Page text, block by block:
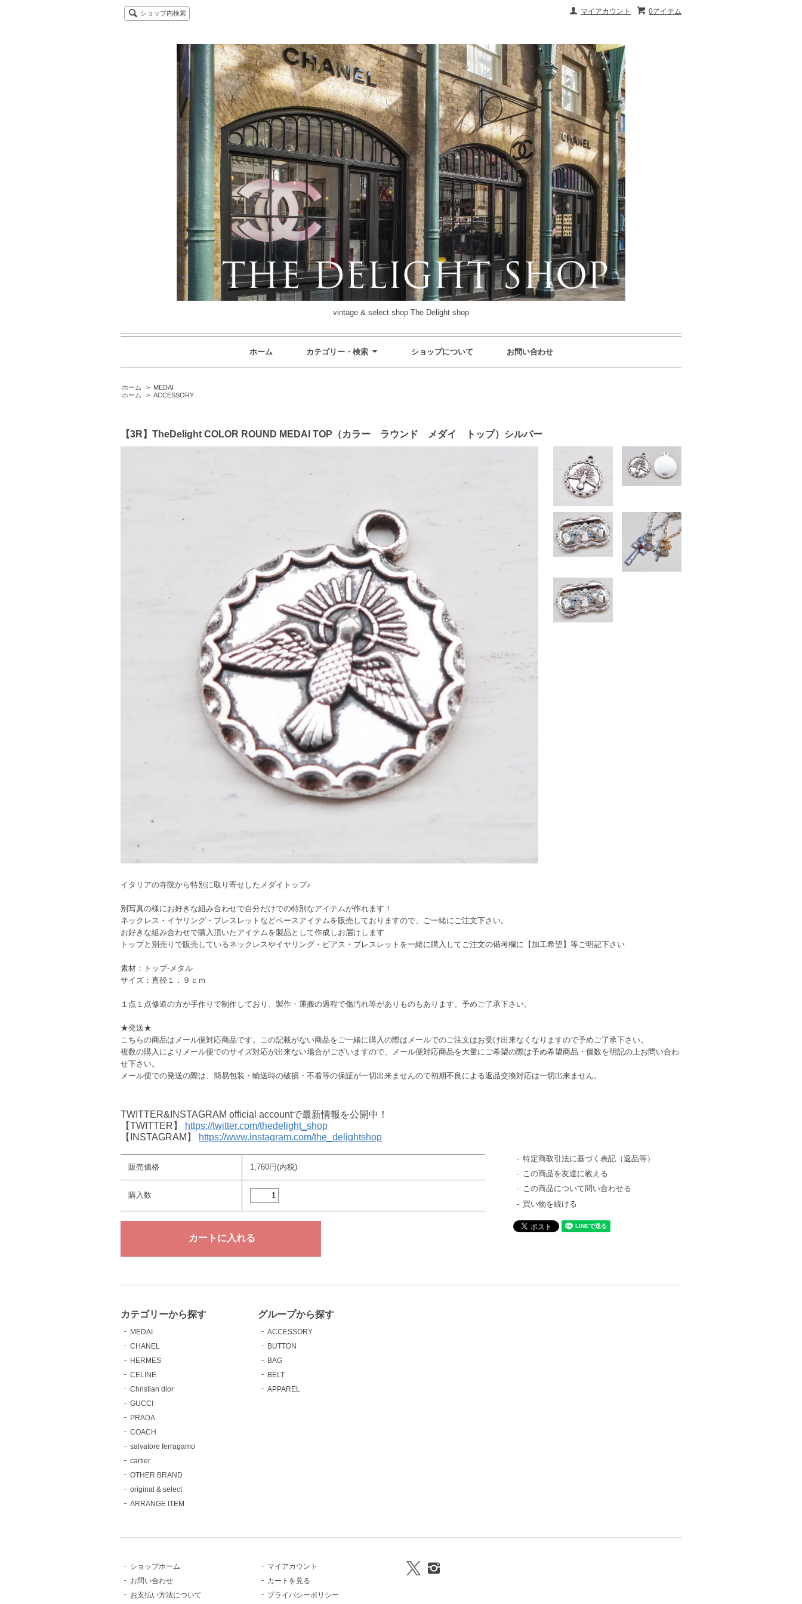
0アイテム
マイアカウント
ショップ内検索
vintage & select shop The Delight shop
ホーム カテゴリー・検索 ショップについて お問い合わせ
ホーム > MEDAI
ホーム
> ACCESSORY
【3R】TheDelight COLOR ROUND MEDAI TOP（カラー ラウンド メダイ トップ）シルバー
イタリアの寺院から特別に取り寄せしたメダイトップ♪
別写真の様にお好きな組み合わせで自分だけでの特別なアイテムが作れます！
ネックレス・イヤリング・ブレスレットなどベースアイテムを販売しておりますので、ご一緒にご注文下さい。
お好きな組み合わせで購入頂いたアイテムを製品として作成しお届けします
トップと別売りで販売しているネックレスやイヤリング・ピアス・ブレスレットを一緒に購入してご注文の備考欄に【加工希望】等ご明記下さい
素材：トップ-メタル
サイズ：直径１．９ｃｍ
１点１点修道の方が手作りで制作しており、製作・運搬の過程で傷汚れ等がありものもあります。予めご了承下さい。
★発送★
こちらの商品はメール便対応商品です。この記載がない商品をご一緒に購入の際はメールでのご注文はお受け出来なくなりますので予めご了承下さい。
複数の購入によりメール便でのサイズ対応が出来ない場合がございますので、メール便対応商品を大量にご希望の際は予め希望商品・個数を明記の上お問い合わ
せ下さい。
メール便での発送の際は、簡易包装・輸送時の破損・不着等の保証が一切出来ませんので初期不良による返品交換対応は一切出来ません。
TWITTER&INSTAGRAM official accountで最新情報を公開中！
【TWITTER】
https://twitter.com/thedelight_shop
【INSTAGRAM】
https://www.instagram.com/the_delightshop
販売価格 1,760円(内税)
購入数
特定商取引法に基づく表記（返品等）
この商品を友達に教える
この商品について問い合わせる
買い物を続ける
カテゴリーから探す
MEDAI
CHANEL
HERMES
CELINE
Christian dior
GUCCI
PRADA
COACH
salvatore ferragamo
cartier
OTHER BRAND
original & select
ARRANGE ITEM
グループから探す
ACCESSORY
BUTTON
BAG
BELT
APPAREL
ショップホーム
お問い合わせ
お支払い方法について
マイアカウント
カートを見る
プライバシーポリシー